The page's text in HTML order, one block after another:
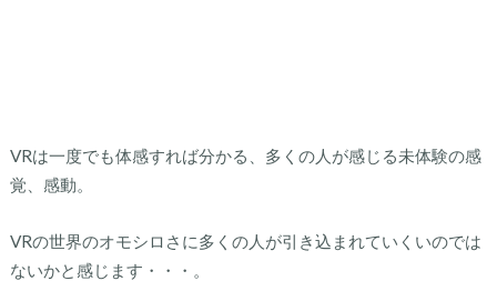
VRは一度でも体感すれば分かる、多くの人が感じる未体験の感
覚、感動。
VRの世界のオモシロさに多くの人が引き込まれていくいのでは
ないかと感じます・・・。